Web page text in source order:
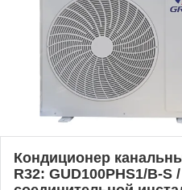
Кондиционер
R32: GUD100PHS1/B-S